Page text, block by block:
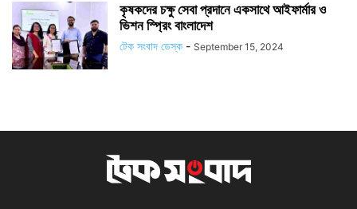
কৃষকদের চক্ষু সেবা প্রদানে একসাথে আইফার্মার ও
ভিশন স্প্রিং বাংলাদেশ
টেক সংবাদ ডেস্ক - September 15, 2024